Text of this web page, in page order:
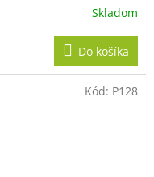
Skladom
Do košíka
Kód: P128